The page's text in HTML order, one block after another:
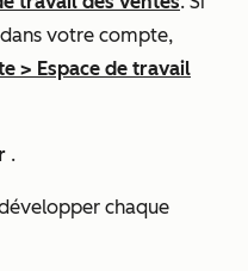
votre compte,
> Espace de travail
.
chaque